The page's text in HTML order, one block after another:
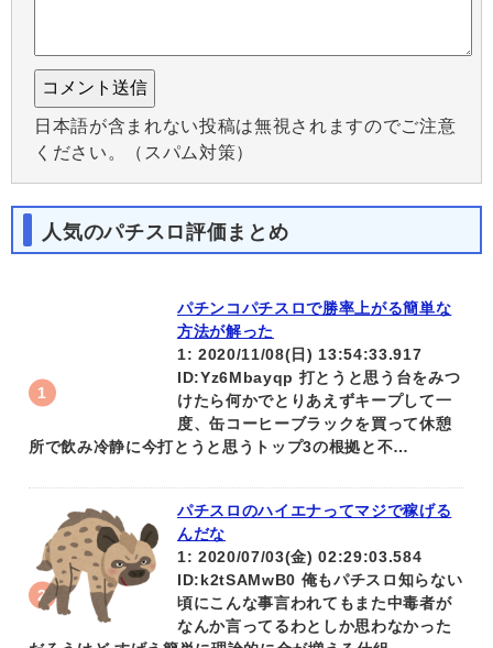
日本語が含まれない投稿は無視されますのでご注意
ください。（スパム対策）
人気のパチスロ評価まとめ
パチンコパチスロで勝率上がる簡単な
方法が解った
1: 2020/11/08(日) 13:54:33.917
ID:Yz6Mbayqp 打とうと思う台をみつ
けたら何かでとりあえずキープして一
度、缶コーヒーブラックを買って休憩
所で飲み冷静に今打とうと思うトップ3の根拠と不…
パチスロのハイエナってマジで稼げる
んだな
1: 2020/07/03(金) 02:29:03.584
ID:k2tSAMwB0 俺もパチスロ知らない
頃にこんな事言われてもまた中毒者が
なんか言ってるわとしか思わなかった